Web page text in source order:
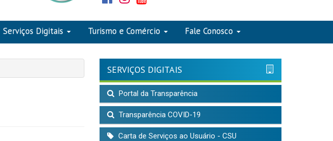
Serviços Digitais Turismo e Comércio Fale Conosco
SERVIÇOS DIGITAIS
Portal da Transparência
Transparência COVID-19
Carta de Serviços ao Usuário - CSU